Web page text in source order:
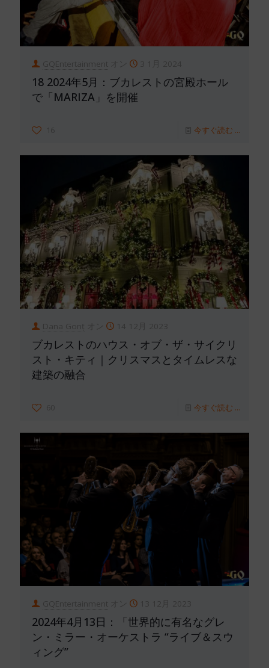
GQEntertainment 3 1月 2024
18 2024年5月：ブカレストの宮殿ホール
で「MARIZA」を開催
16 今すぐ読む ...
Dana Gonț 14 12月 2023
ブカレストのハウス・オブ・ザ・サイクリ
スト・キティ｜クリスマスとタイムレスな
建築の融合
60 今すぐ読む ...
GQEntertainment 13 12月 2023
2024年4月13日：「世界的に有名なグレ
ン・ミラー・オーケストラ “ライブ＆スウ
ィング”